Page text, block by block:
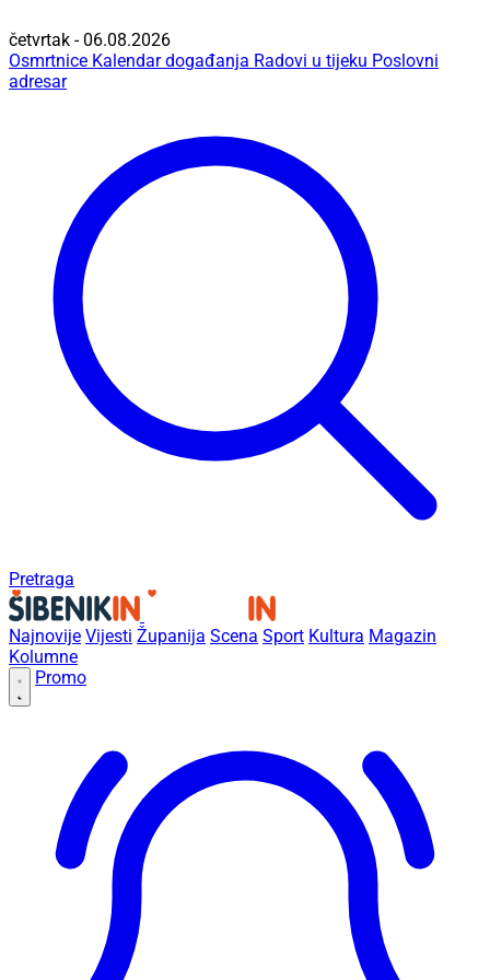
četvrtak - 06.08.2026
Osmrtnice Kalendar događanja Radovi u tijeku Poslovni
adresar
Pretraga
Najnovije Vijesti Županija Scena Sport Kultura Magazin
Kolumne
Promo